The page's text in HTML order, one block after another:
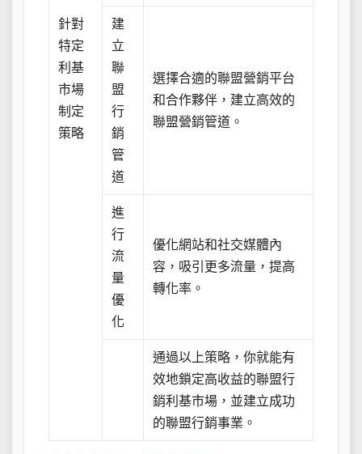
針對
特定
利基
市場
制定
策略
建
立
聯
盟
行
銷
管
道
選擇合適的聯盟營銷平台
和合作夥伴，建立高效的
聯盟營銷管道。
進
行
流
量
優
化
優化網站和社交媒體內
容，吸引更多流量，提高
轉化率。
通過以上策略，你就能有
效地鎖定高收益的聯盟行
銷利基市場，並建立成功
的聯盟行銷事業。